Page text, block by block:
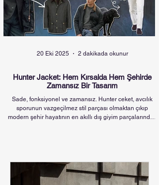
Hunter Jacket: Hem Kırsalda Hem Şehirde
Zamansız Bir Tasarım
Sade, fonksiyonel ve zamansız. Hunter ceket, avcılık
sporunun vazgeçilmez stil parçası olmaktan çıkıp
modern şehir hayatının en akıllı dış giyim parçalarından
Şehir Zarafetine Hunter ceket, 19. yüzyılda İngiltere’de
av ve doğa sporları için tasarlandı. Kalın pamuklu ku
20 Eki 2025 2 dakikada okunur